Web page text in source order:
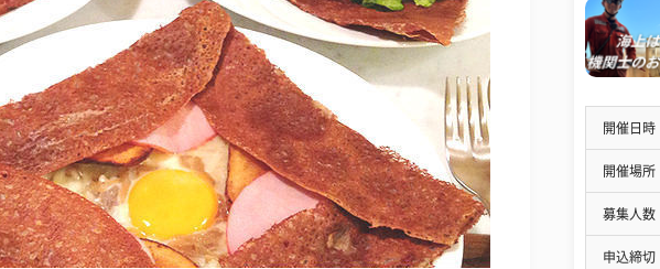
開催日時
開催場所
募集人数
申込締切